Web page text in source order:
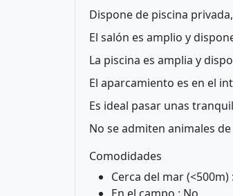
Dispone de piscina
El salón es amplio y
La piscina es amplia y
El aparcamiento es en el
Es ideal pasar unas
No se admiten animales
Comodidades
Cerca del mar (<500m)